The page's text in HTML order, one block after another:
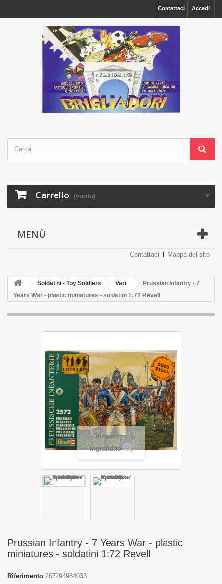
Accedi
Contattaci
Carrello (vuoto)
MENÙ
Contattaci Mappa del sito
Soldatini - Toy Soldiers Vari
Prussian Infantry - 7
Years War - plastic miniatures - soldatini 1:72 Revell
Visualizza
ingrandito
Prussian Infantry - 7 Years War - plastic
miniatures - soldatini 1:72 Revell
Riferimento 267294964033